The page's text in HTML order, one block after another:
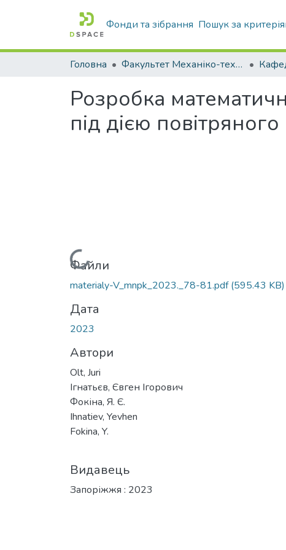
Фонди та зібрання Пошук за
Головна Факультет Механіко-технологічний
Розробка
під дією
Вантажиться...
Файли
materialy-V_mnpk_2023._78-81.pdf(595.43 KB)
Дата
2023
Автори
Olt, Juri
Ігнатьєв, Євген Ігорович
Фокіна, Я. Є.
Ihnatiev, Yevhen
Fokina, Y.
Видавець
Запоріжжя : 2023